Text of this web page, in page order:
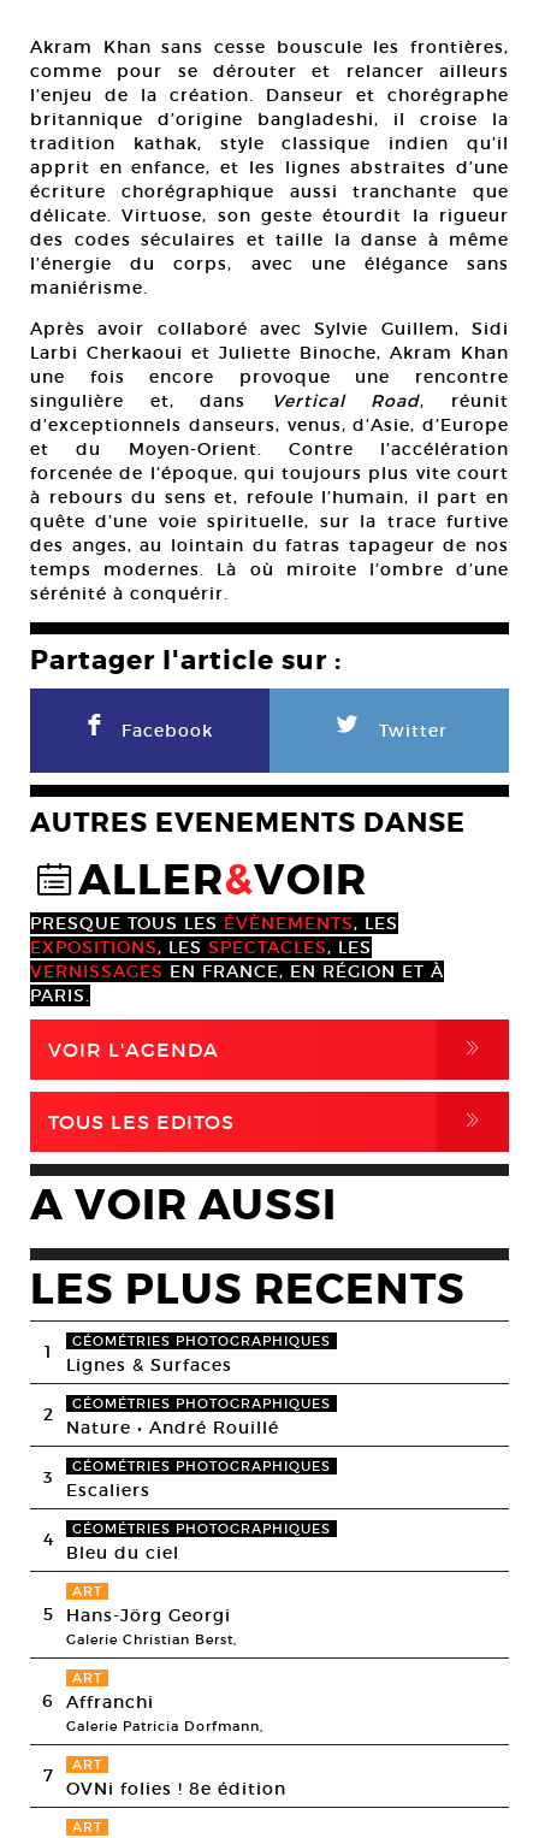
Akram Khan sans cesse bouscule les frontières,
comme pour se dérouter et relancer ailleurs
l’enjeu de la création. Danseur et chorégraphe
britannique d’origine bangladeshi, il croise la
tradition kathak, style classique indien qu’il
apprit en enfance, et les lignes abstraites d’une
écriture chorégraphique aussi tranchante que
délicate. Virtuose, son geste étourdit la rigueur
des codes séculaires et taille la danse à même
l’énergie du corps, avec une élégance sans
maniérisme.
Après avoir collaboré avec Sylvie Guillem, Sidi
Larbi Cherkaoui et Juliette Binoche, Akram Khan
une fois encore provoque une rencontre
singulière et, dans
Vertical Road, réunit
d’exceptionnels danseurs, venus, d’Asie, d’Europe
et du Moyen-Orient. Contre l’accélération
forcenée de l’époque, qui toujours plus vite court
à rebours du sens et, refoule l’humain, il part en
quête d’une voie spirituelle, sur la trace furtive
des anges, au lointain du fatras tapageur de nos
temps modernes. Là où miroite l’ombre d’une
sérénité à conquérir.
Partager l'article sur :
F Facebook L Twitter
AUTRES EVENEMENTS DANSE
@ALLER&VOIR
PRESQUE TOUS LES ÉVÈNEMENTS, LES
EXPOSITIONS, LES SPECTACLES, LES
VERNISSAGES EN FRANCE, EN RÉGION ET À
PARIS.
VOIR L'AGENDA ,
TOUS LES EDITOS ,
A VOIR AUSSI
LES PLUS RECENTS
1 GÉOMÉTRIES PHOTOGRAPHIQUES
Lignes & Surfaces
2 GÉOMÉTRIES PHOTOGRAPHIQUES
Nature • André Rouillé
3 GÉOMÉTRIES PHOTOGRAPHIQUES
Escaliers
4 GÉOMÉTRIES PHOTOGRAPHIQUES
Bleu du ciel
5
ART
Hans-Jörg Georgi
Galerie Christian Berst,
6
ART
Affranchi
Galerie Patricia Dorfmann,
7 ART
OVNi folies ! 8e édition
ART